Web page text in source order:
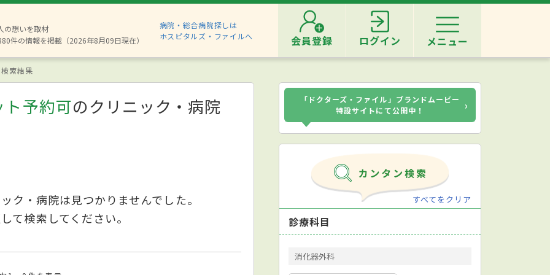
の想いを取材
件の情報を掲載（2026年8月09日現在）
病院・総合病院探しは
ホスピタルズ・ファイルへ
会員登録 ログイン メニュー
索結果
予約可のクリニック・病院
ク・病院は見つかりませんでした。
て検索してください。
「ドクターズ・ファイル」ブランドムービー
特設サイトにて公開中！
›
すべてをクリア
診療科目
消化器外科